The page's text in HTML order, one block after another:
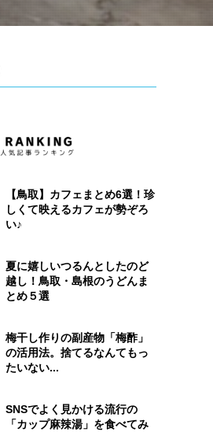
【鳥取】カフェまとめ6選！珍
しくて映えるカフェが勢ぞろ
い♪
夏に嬉しいつるんとしたのど
越し！鳥取・島根のうどんま
とめ５選
梅干し作りの副産物「梅酢」
の活用法。捨てるなんてもっ
たいない...
SNSでよく見かける流行の
「カップ麻辣湯」を食べてみ